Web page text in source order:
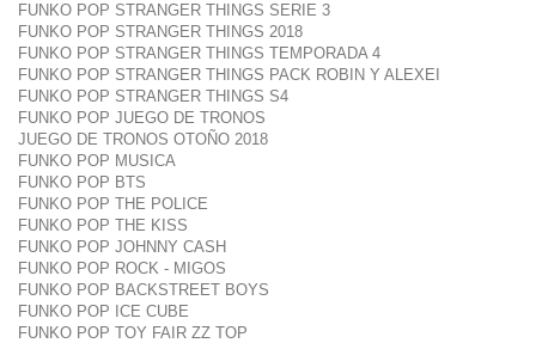
FUNKO POP STRANGER THINGS SERIE 3
FUNKO POP STRANGER THINGS 2018
FUNKO POP STRANGER THINGS TEMPORADA 4
FUNKO POP STRANGER THINGS PACK ROBIN Y ALEXEI
FUNKO POP STRANGER THINGS S4
FUNKO POP JUEGO DE TRONOS
JUEGO DE TRONOS OTOÑO 2018
FUNKO POP MUSICA
FUNKO POP BTS
FUNKO POP THE POLICE
FUNKO POP THE KISS
FUNKO POP JOHNNY CASH
FUNKO POP ROCK - MIGOS
FUNKO POP BACKSTREET BOYS
FUNKO POP ICE CUBE
FUNKO POP TOY FAIR ZZ TOP